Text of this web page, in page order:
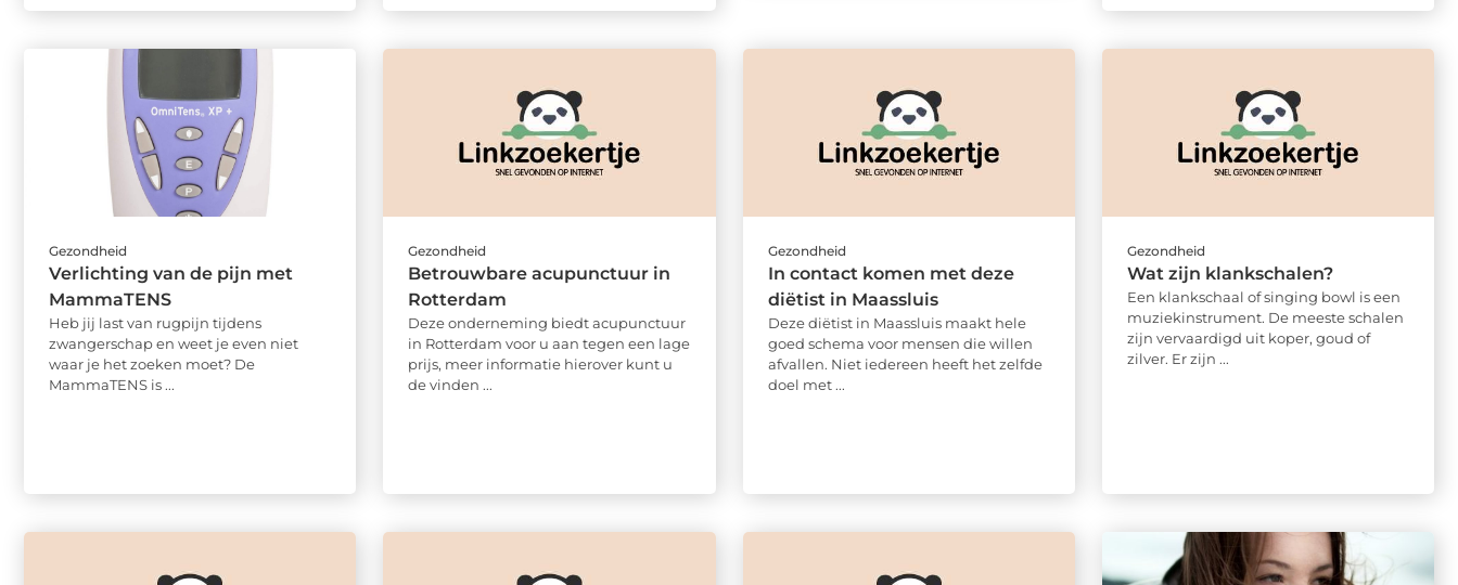
Gezondheid
Verlichting van de pijn met
MammaTENS
Heb jij last van rugpijn tijdens
zwangerschap en weet je even niet
waar je het zoeken moet? De
MammaTENS is ...
Gezondheid
Betrouwbare acupunctuur in
Rotterdam
Deze onderneming biedt acupunctuur
in Rotterdam voor u aan tegen een lage
prijs, meer informatie hierover kunt u
de vinden ...
Gezondheid
In contact komen met deze
diëtist in Maassluis
Deze diëtist in Maassluis maakt hele
goed schema voor mensen die willen
afvallen. Niet iedereen heeft het zelfde
doel met ...
Gezondheid
Wat zijn klankschalen?
Een klankschaal of singing bowl is een
muziekinstrument. De meeste schalen
zijn vervaardigd uit koper, goud of
zilver. Er zijn ...